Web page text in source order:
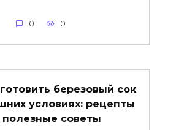
0 0
березовый сок
условиях: рецепты
полезные советы